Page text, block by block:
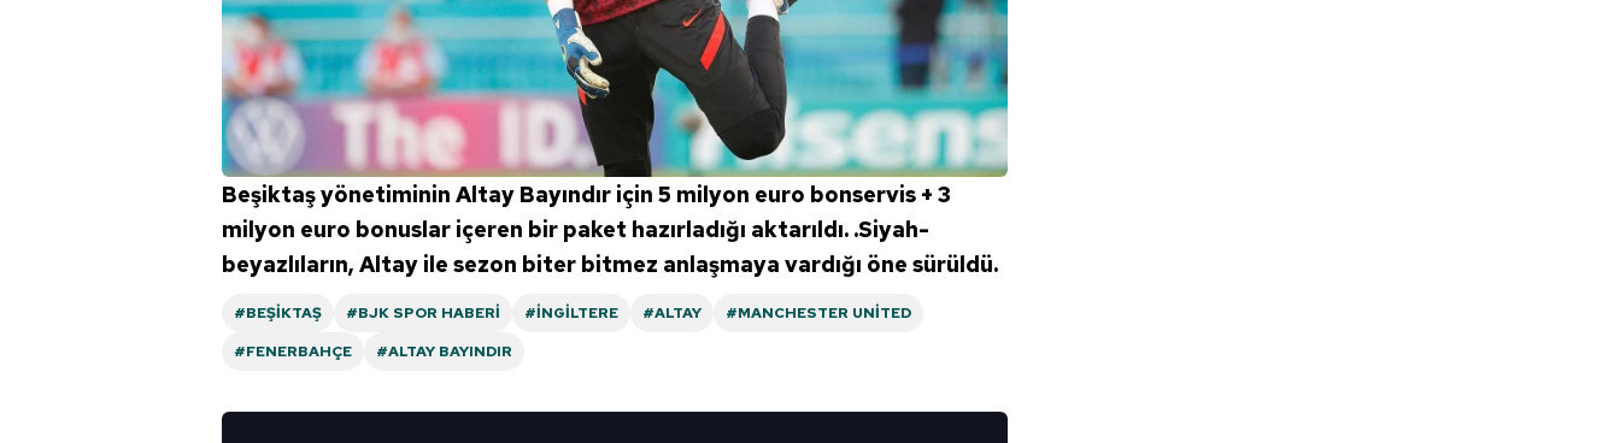
Beşiktaş yönetiminin Altay Bayındır için 5 milyon euro bonservis + 3
milyon euro bonuslar içeren bir paket hazırladığı aktarıldı. .Siyah-
beyazlıların, Altay ile sezon biter bitmez anlaşmaya vardığı öne sürüldü.
#BEŞIKTAŞ #BJK SPOR HABERI #İNGILTERE #ALTAY
#MANCHESTER UNITED
#FENERBAHÇE
#ALTAY BAYINDIR